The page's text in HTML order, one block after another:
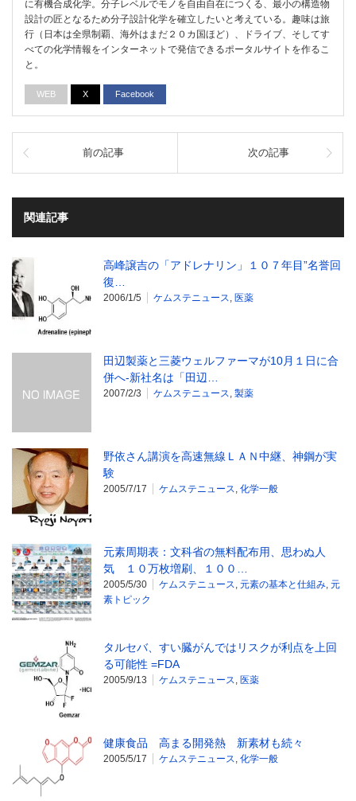
に有機合成化学。分子レベルでモノを自由自在につくる、最小の構造物
設計の匠となるため分子設計化学を確立したいと考えている。趣味は旅
行（日本は全県制覇、海外はまだ２０カ国ほど）、ドライブ、そしてす
べての化学情報をインターネットで発信できるポータルサイトを作るこ
と。
WEB X Facebook
前の記事 次の記事
関連記事
高峰譲吉の「アドレナリン」１０７年目”名誉回
復…
2006/1/5 ケムステニュース, 医薬
田辺製薬と三菱ウェルファーマが10月１日に合
併へ‐新社名は「田辺…
2007/2/3 ケムステニュース, 製薬
野依さん講演を高速無線ＬＡＮ中継、神鋼が実
験
2005/7/17 ケムステニュース, 化学一般
元素周期表：文科省の無料配布用、思わぬ人
気 １０万枚増刷、１００…
2005/5/30 ケムステニュース, 元素の基本と仕組み, 元
素トピック
タルセバ、すい臓がんではリスクが利点を上回
る可能性 =FDA
2005/9/13 ケムステニュース, 医薬
健康食品 高まる開発熱 新素材も続々
2005/5/17 ケムステニュース, 化学一般